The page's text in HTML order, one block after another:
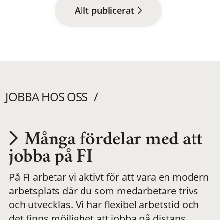
Allt publicerat
JOBBA HOS OSS
Utvecklas på en
meningsfull och
flexibel
Många fördelar med att
jobba på FI
På FI arbetar vi aktivt för att vara en modern
arbetsplats där du som medarbetare trivs
och utvecklas. Vi har flexibel arbetstid och